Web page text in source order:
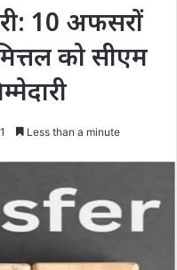
10 अफसरों
को सीएम
Less than a minute